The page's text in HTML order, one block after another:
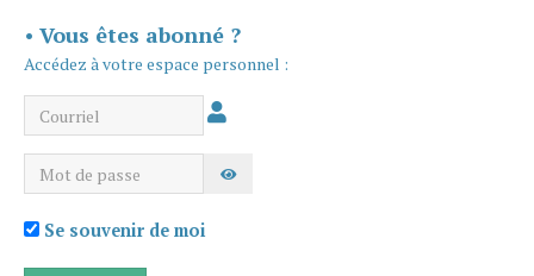
• Vous êtes abonné ?
Accédez à votre espace personnel :
Courriel
Mot de passe AFFICHER LE MOT DE PASSE
Se souvenir de moi